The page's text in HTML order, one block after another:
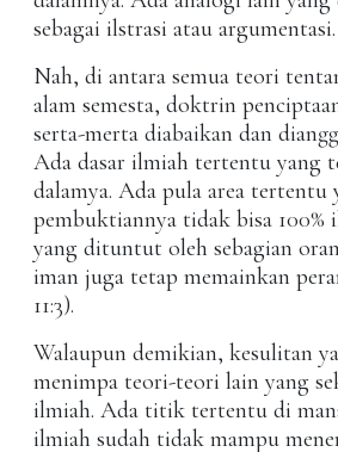
sebagai ilstrasi atau argumentasi.
Nah, di antara semua teori
alam semesta, doktrin
serta-merta diabaikan dan
Ada dasar ilmiah tertentu yang
dalamya. Ada pula area tertentu
pembuktiannya tidak bisa 100%
yang dituntut oleh sebagian
iman juga tetap memainkan
11:3).
Walaupun demikian, kesulitan
menimpa teori-teori lain yang
ilmiah. Ada titik tertentu di
ilmiah sudah tidak mampu